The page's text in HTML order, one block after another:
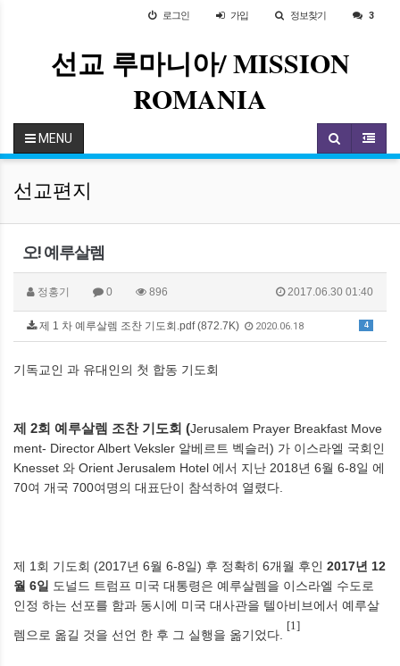
로그인 가입 정보찾기 3
선교 루마니아/ MISSION
ROMANIA
MENU
선교편지
오! 예루살렘
정홍기 0 896 2017.06.30 01:40
4
제 1 차 예루살렘 조찬 기도회.pdf (872.7K) 2020.06.18
기독교인 과 유대인의 첫 합동 기도회
제 2회 예루살렘 조찬 기도회 (Jerusalem Prayer Breakfast Move
ment- Director Albert Veksler 알베르트 벡슬러) 가 이스라엘 국회인
Knesset 와 Orient Jerusalem Hotel 에서 지난 2018년 6월 6-8일 에
70여 개국 700여명의 대표단이 참석하여 열렸다
제 1 회 기도회 (2017년 6월 6-8일) 후 정확히 6개월 후인 2017년 12
월 6일 도널드 트럼프 미국 대통령은 예루살렘을 이스라엘 수도로
인정 하는 선포를 함과 동시에 미국 대사관을 텔아비브에서 예루살
렘으로 옮길 것을 선언 한 후 그 실행을 옮기었다.
[1]